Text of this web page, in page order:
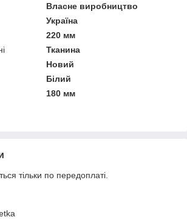
Власне виробництво
Україна
220 мм
Тканина
Новий
Білий
180 мм
тільки по передоплаті.